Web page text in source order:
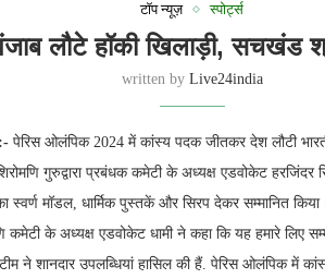
टॉप न्यूज़ स्पोर्ट्स
लौटे हॉकी खिलाड़ी, सचखंड
written by Live24india
पेरिस ओलंपिक 2024 में कांस्य पदक जीतकर देश लौटी
गुरुद्वारा प्रबंधक कमेटी के अध्यक्ष एडवोकेट हरजिंदर
मॉडल, धार्मिक पुस्तकें और सिरप देकर सम्मानित
कमेटी के अध्यक्ष एडवोकेट धामी ने कहा कि यह हमारे लिए
टीम ने शानदार उपलब्धियां हासिल की हैं. पेरिस ओलंपिक में